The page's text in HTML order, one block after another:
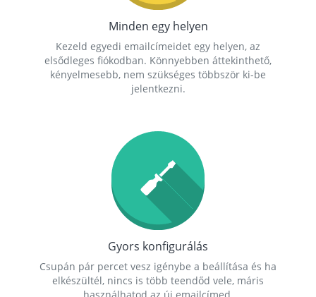
Minden egy helyen
Kezeld egyedi emailcímeidet egy helyen, az
elsődleges fiókodban. Könnyebben áttekinthető,
kényelmesebb, nem szükséges többször ki-be
jelentkezni.
Gyors konfigurálás
Csupán pár percet vesz igénybe a beállítása és ha
elkészültél, nincs is több teendőd vele, máris